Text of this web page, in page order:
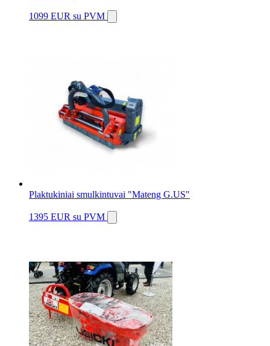
1099 EUR su PVM
Plaktukiniai smulkintuvai "Mateng G.US"
1395 EUR su PVM